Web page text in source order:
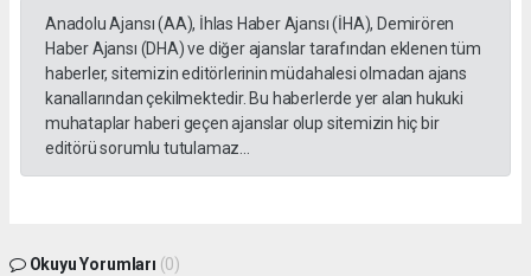
Anadolu Ajansı (AA), İhlas Haber Ajansı (İHA), Demirören
Haber Ajansı (DHA) ve diğer ajanslar tarafından eklenen tüm
haberler, sitemizin editörlerinin müdahalesi olmadan ajans
kanallarından çekilmektedir. Bu haberlerde yer alan hukuki
muhataplar haberi geçen ajanslar olup sitemizin hiç bir
editörü sorumlu tutulamaz...
Okuyu Yorumları (0)